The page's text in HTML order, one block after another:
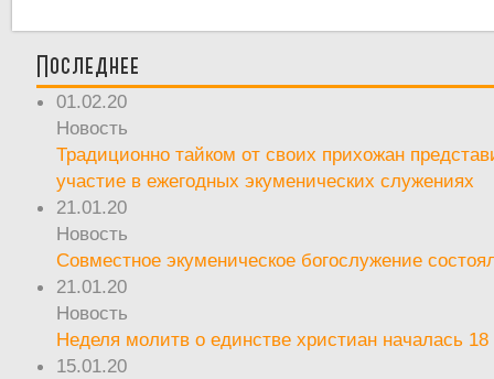
Последнее
01.02.20
Новость
Традиционно тайком от своих прихожан
участие в ежегодных экуменических служениях
21.01.20
Новость
Совместное экуменическое богослужение
21.01.20
Новость
Неделя молитв о единстве христиан началась 18
15.01.20